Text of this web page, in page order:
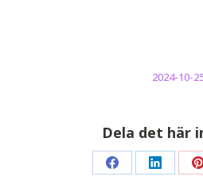
2024-10-
Dela det här
Share Share